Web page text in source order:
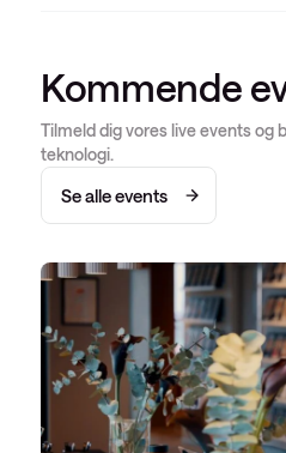
Kommende
Tilmeld dig vores live events og
teknologi.
Se alle events